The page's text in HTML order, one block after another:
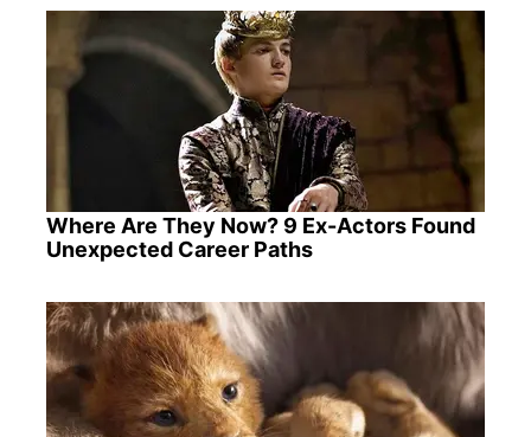
Where Are They Now? 9 Ex-Actors Found
Unexpected Career Paths